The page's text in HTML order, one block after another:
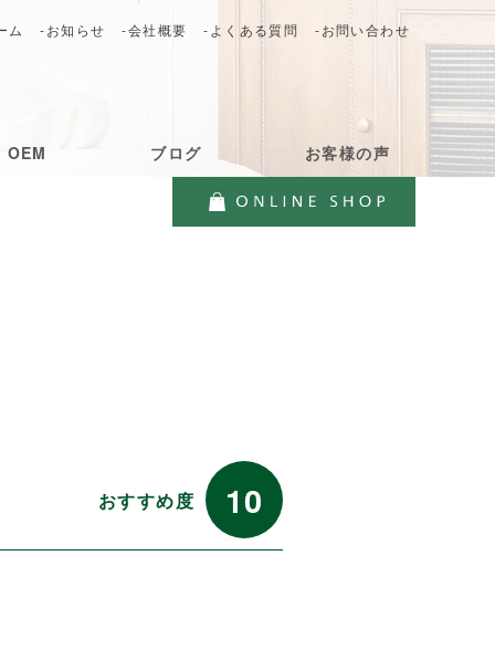
OEM ブログ お客様の声
ム -お知らせ -会社概要 -よくある質問 -お問い合わせ
おすすめ度 10